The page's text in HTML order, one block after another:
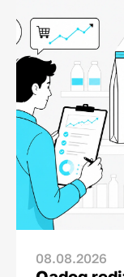
08.08.2026